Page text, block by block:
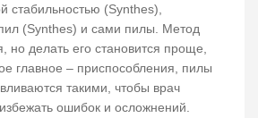
стабильностью (Synthes),
(Synthes) и сами пилы. Метод
но делать его становится проще,
главное – приспособления, пилы
такими, чтобы врач
ошибок и осложнений.